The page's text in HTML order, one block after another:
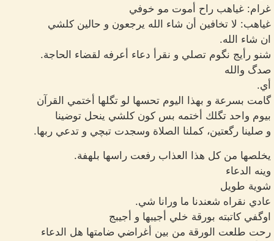
غرام: غياهب راح أموت مو خوفي
غياهب: لا تخافين أن شاء الله يرجعون و حالين كلشي
ان شاء الله.
شنو رأيج نگوم تصلي و نقرأ دعاء أعرفه لقضاء الحاجة.
صدگ والله
أي.
گامت بسرعة و بهذا اليوم تحسها لو تگلها أختمي القرآن
بيوم واحد تگلك أختمه بس كون كلشي ينحل توضينا
و صلينا رگعتين، كملنا الصلاة وسجدت تبچي و تدعي ربها.
يخلصها من كل هذا العذاب رفعت راسها بلهفة.
وينه الدعاء
شوية طويل
عادي نقراه شعندنا ما ورانا شي.
اوگفي كاتبته بورقة خلي أجيبها و أجيبج
رحت طلعت الورقة من بين أغراضي ضامتها هل الدعاء